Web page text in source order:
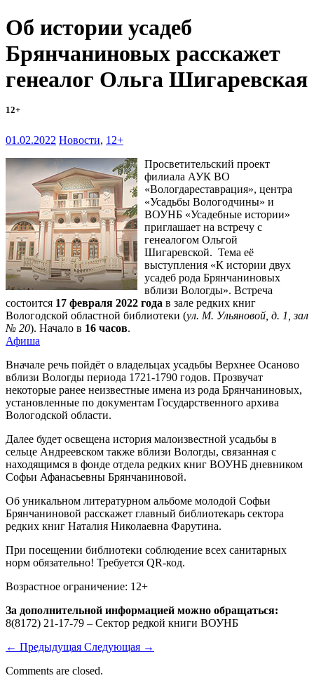
Об истории усадеб
Брянчаниновых расскажет
генеалог Ольга Шигаревская
12+
01.02.2022 Новости, 12+
Просветительский проект
филиала АУК ВО
«Вологдареставрация», центра
«Усадьбы Вологодчины» и
ВОУНБ «Усадебные истории»
приглашает на встречу с
генеалогом Ольгой
Шигаревской. Тема её
выступления «К истории двух
усадеб рода Брянчаниновых
вблизи Вологды». Встреча
состоится 17 февраля 2022 года в зале редких книг
Вологодской областной библиотеки (ул. М. Ульяновой, д. 1, зал
№ 20). Начало в 16 часов.
Афиша
Вначале речь пойдёт о владельцах усадьбы Верхнее Осаново
вблизи Вологды периода 1721-1790 годов. Прозвучат
некоторые ранее неизвестные имена из рода Брянчаниновых,
установленные по документам Государственного архива
Вологодской области.
Далее будет освещена история малоизвестной усадьбы в
сельце Андреевском также вблизи Вологды, связанная с
находящимся в фонде отдела редких книг ВОУНБ дневником
Софьи Афанасьевны Брянчаниновой.
Об уникальном литературном альбоме молодой Софьи
Брянчаниновой расскажет главный библиотекарь сектора
редких книг Наталия Николаевна Фарутина.
При посещении библиотеки соблюдение всех санитарных
норм обязательно! Требуется QR-код.
Возрастное ограничение: 12+
За дополнительной информацией можно обращаться:
8(8172) 21-17-79 – Сектор редкой книги ВОУНБ
← Предыдущая Следующая →
Comments are closed.